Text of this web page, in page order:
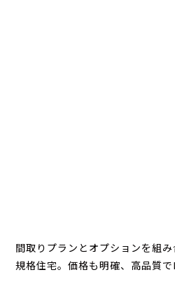
間取りプランとオプションを組
規格住宅。価格も明確、高品質で